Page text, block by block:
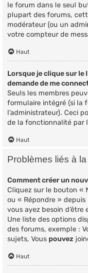
le forum dans le seul
plupart des forums,
modérateur (ou un
votre compteur de
Haut
Lorsque je clique sur le
demande de me
Seuls les membres
formulaire intégré (si la
l’administrateur). Ceci
de la fonctionnalité par
Haut
Problèmes liés à
Comment créer un
Cliquez sur le bouton «
ou « Répondre »
vous ayez besoin
Une liste des options
des forums, exemple :
sujets, Vous pouvez
Haut